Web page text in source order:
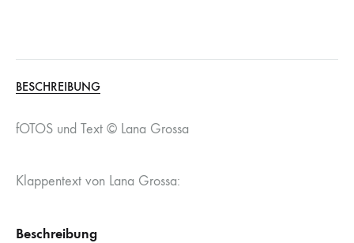
BESCHREIBUNG
fOTOS und Text © Lana Grossa
Klappentext von Lana Grossa:
Beschreibung